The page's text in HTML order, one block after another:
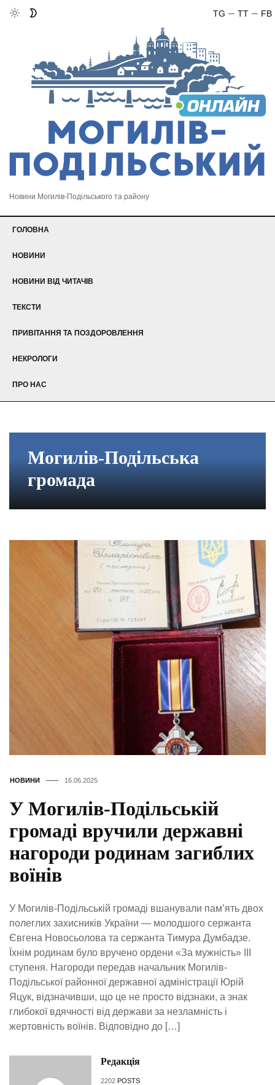
FB
TT
TG
Новини Могилів-Подільського та району
ГОЛОВНА
НОВИНИ
НОВИНИ ВІД ЧИТАЧІВ
ТЕКСТИ
ПРИВІТАННЯ ТА ПОЗДОРОВЛЕННЯ
НЕКРОЛОГИ
ПРО НАС
Могилів-Подільська
громада
НОВИНИ 16.06.2025
У Могилів-Подільській
громаді вручили державні
нагороди родинам загиблих
воїнів
У Могилів-Подільській громаді вшанували пам’ять двох
полеглих захисників України — молодшого сержанта
Євгена Новосьолова та сержанта Тимура Думбадзе.
Їхнім родинам було вручено ордени «За мужність» ІІІ
ступеня. Нагороди передав начальник Могилів-
Подільської районної державної адміністрації Юрій
Яцук, відзначивши, що це не просто відзнаки, а знак
глибокої вдячності від держави за незламність і
жертовність воїнів. Відповідно до […]
Редакція
2202 POSTS